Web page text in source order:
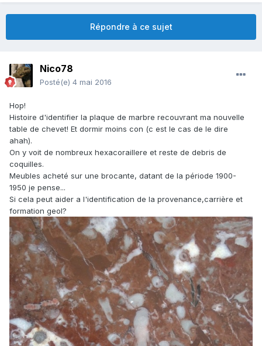
Répondre à ce sujet
Nico78
Posté(e) 4 mai 2016
Hop!
Histoire d'identifier la plaque de marbre recouvrant ma nouvelle
table de chevet! Et dormir moins con (c est le cas de le dire
ahah).
On y voit de nombreux hexacoraillere et reste de debris de
coquilles.
Meubles acheté sur une brocante, datant de la période 1900-
1950 je pense...
Si cela peut aider a l'identification de la provenance,carrière et
formation geol?